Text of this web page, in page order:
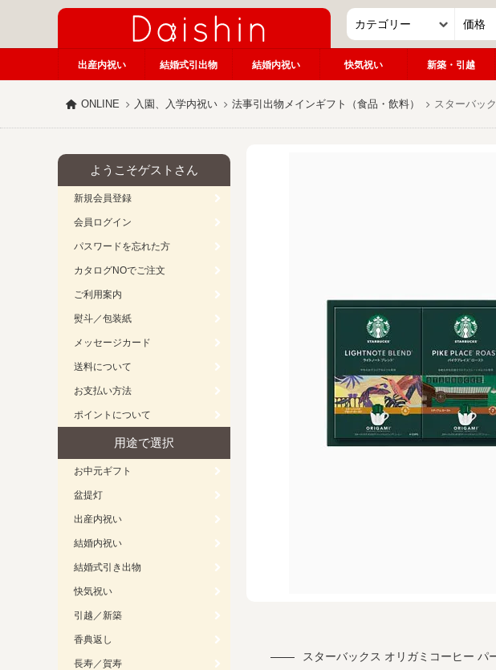
出産内祝い 結婚式引出物 結婚内祝い 快気祝い 新築・引越
ONLINE 入園、入学内祝い 法事引出物メインギフト（食品・飲料） スターバッ
スターバックス オリガミコーヒー パ
ようこそゲストさん
新規会員登録
会員ログイン
パスワードを忘れた方
カタログNOでご注文
ご利用案内
熨斗／包装紙
メッセージカード
送料について
お支払い方法
ポイントについて
用途で選択
お中元ギフト
盆提灯
出産内祝い
結婚内祝い
結婚式引き出物
快気祝い
引越／新築
香典返し
長寿／賀寿